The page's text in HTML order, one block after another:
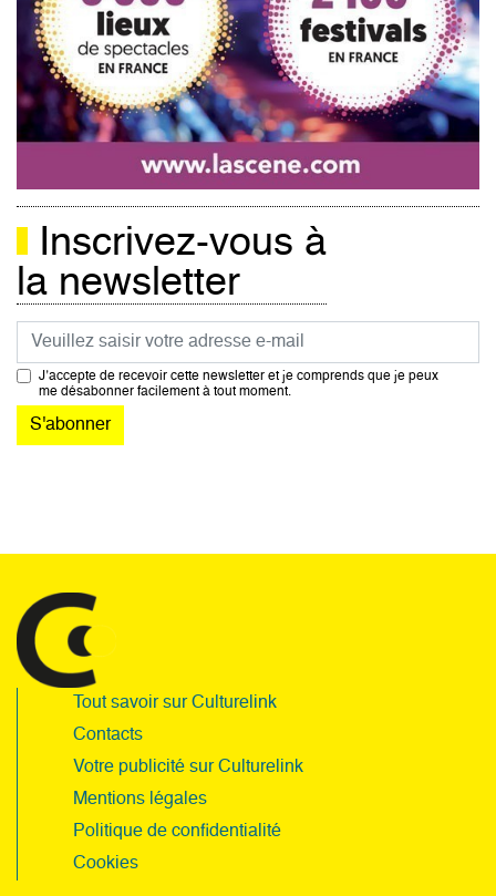
Inscrivez-vous à
la newsletter
Courriel
J’accepte de recevoir cette newsletter et je comprends que je peux
me désabonner facilement à tout moment.
Tout savoir sur Culturelink
Contacts
Votre publicité sur Culturelink
Mentions légales
Politique de confidentialité
Cookies